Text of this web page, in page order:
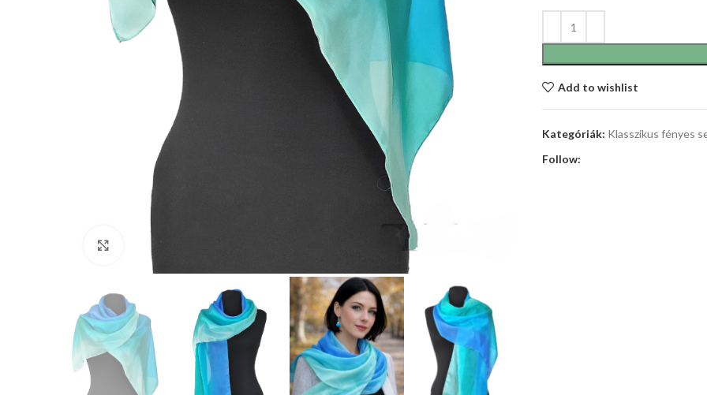
Click to enlarge
Add to wishlist
Kategóriák: Klasszikus fényes
Follow: